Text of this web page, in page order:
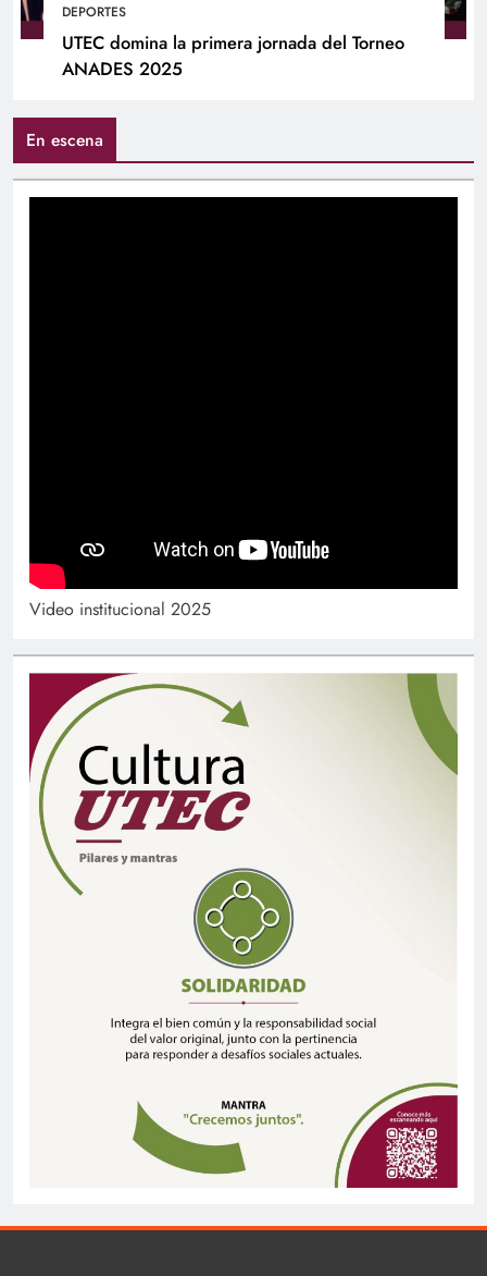
DEPORTES
UTEC domina la primera jornada del Torneo
ANADES 2025
En escena
Video institucional 2025